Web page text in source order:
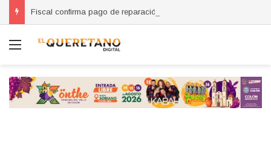
Menú